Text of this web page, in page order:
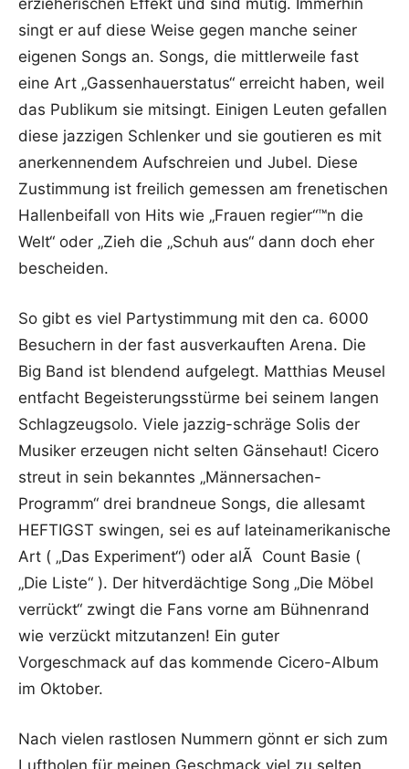
erzieherischen Effekt und sind mutig. Immerhin
singt er auf diese Weise gegen manche seiner
eigenen Songs an. Songs, die mittlerweile fast
eine Art „Gassenhauerstatus“ erreicht haben, weil
das Publikum sie mitsingt. Einigen Leuten gefallen
diese jazzigen Schlenker und sie goutieren es mit
anerkennendem Aufschreien und Jubel. Diese
Zustimmung ist freilich gemessen am frenetischen
Hallenbeifall von Hits wie „Frauen regier“™n die
Welt“ oder „Zieh die „Schuh aus“ dann doch eher
bescheiden.
So gibt es viel Partystimmung mit den ca. 6000
Besuchern in der fast ausverkauften Arena. Die
Big Band ist blendend aufgelegt. Matthias Meusel
entfacht Begeisterungsstürme bei seinem langen
Schlagzeugsolo. Viele jazzig-schräge Solis der
Musiker erzeugen nicht selten Gänsehaut! Cicero
streut in sein bekanntes „Männersachen-
Programm“ drei brandneue Songs, die allesamt
HEFTIGST swingen, sei es auf lateinamerikanische
Art ( „Das Experiment“) oder alÃ Count Basie (
„Die Liste“ ). Der hitverdächtige Song „Die Möbel
verrückt“ zwingt die Fans vorne am Bühnenrand
wie verzückt mitzutanzen! Ein guter
Vorgeschmack auf das kommende Cicero-Album
im Oktober.
Nach vielen rastlosen Nummern gönnt er sich zum
Luftholen für meinen Geschmack viel zu selten